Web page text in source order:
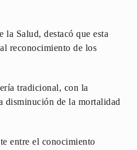
la Salud, destacó que esta
reconocimiento de los
tradicional, con la
disminución de la mortalidad
entre el conocimiento